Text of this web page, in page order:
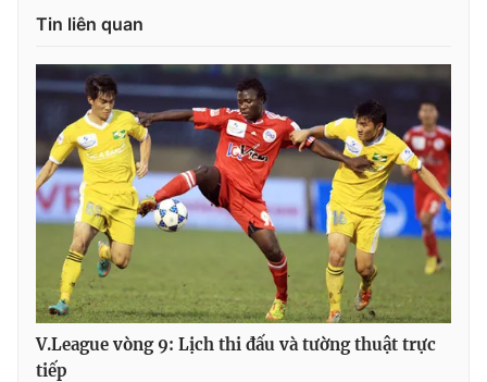
Tin liên quan
V.League vòng 9: Lịch thi đấu và tường thuật trực
tiếp